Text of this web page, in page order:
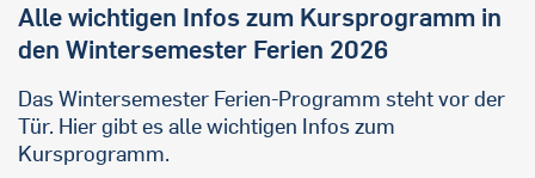
Alle wichtigen Infos zum Kursprogramm in
den Wintersemester Ferien 2026
Das Wintersemester Ferien-Programm steht vor der
Tür. Hier gibt es alle wichtigen Infos zum
Kursprogramm.